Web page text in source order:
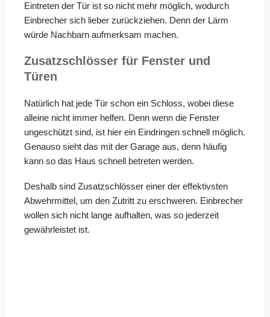
Eintreten der Tür ist so nicht mehr möglich, wodurch
Einbrecher sich lieber zurückziehen. Denn der Lärm
würde Nachbarn aufmerksam machen.
Zusatzschlösser für Fenster und
Türen
Natürlich hat jede Tür schon ein Schloss, wobei diese
alleine nicht immer helfen. Denn wenn die Fenster
ungeschützt sind, ist hier ein Eindringen schnell möglich.
Genauso sieht das mit der Garage aus, denn häufig
kann so das Haus schnell betreten werden.
Deshalb sind Zusatzschlösser einer der effektivsten
Abwehrmittel, um den Zutritt zu erschweren. Einbrecher
wollen sich nicht lange aufhalten, was so jederzeit
gewährleistet ist.